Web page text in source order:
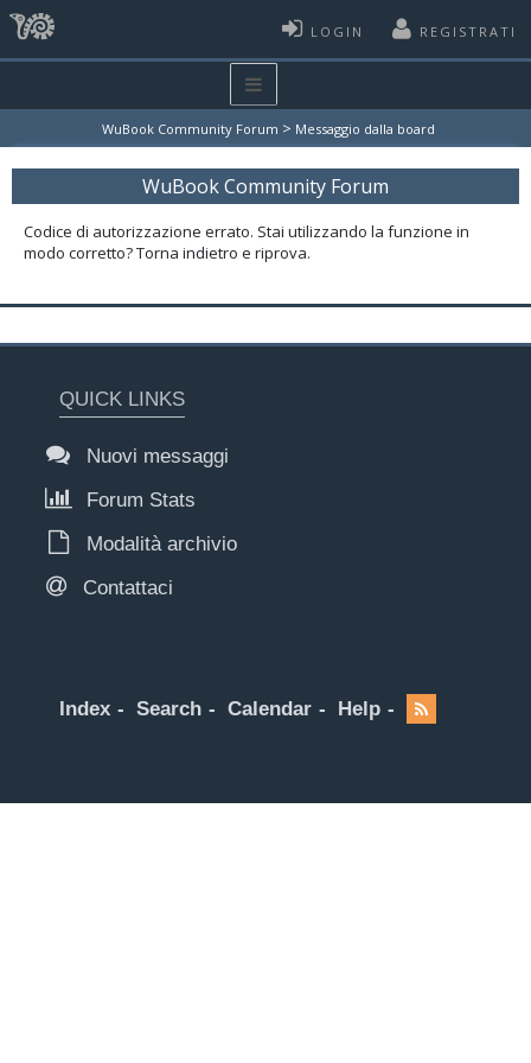
LOGIN REGISTRATI
WuBook Community Forum > Messaggio dalla board
WuBook Community Forum
Codice di autorizzazione errato. Stai utilizzando la funzione in
modo corretto? Torna indietro e riprova.
QUICK LINKS
Nuovi messaggi
Forum Stats
Modalità archivio
Contattaci
Index Search Calendar Help